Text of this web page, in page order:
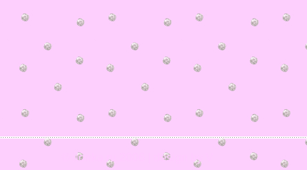
© ilonka.ru 2006 | design by V